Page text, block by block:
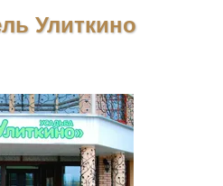
Улиткино